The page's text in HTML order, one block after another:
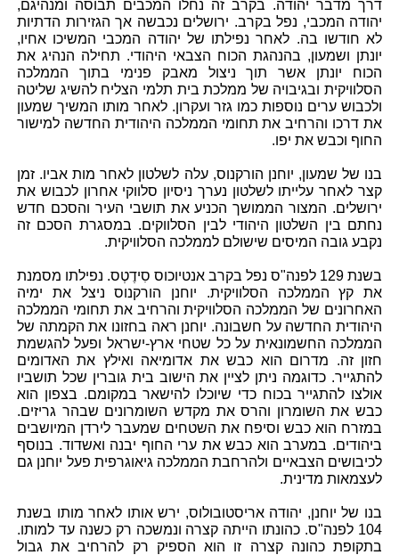
דרך מדבר יהודה. בקרב זה נחלו המכבים תבוסה ומנהיגם,
יהודה המכבי, נפל בקרב. ירושלים נכבשה אך הגזירות הדתיות
לא חודשו בה. לאחר נפילתו של יהודה המכבי המשיכו אחיו,
יונתן ושמעון, בהנהגת הכוח הצבאי היהודי. תחילה הנהיג את
הכוח יונתן אשר תוך ניצול מאבק פנימי בתוך הממלכה
הסלוויקית ובגיבויה של ממלכת בית תלמי הצליח להשיג שליטה
ולכבוש ערים נוספות כמו גזר ועקרון. לאחר מותו המשיך שמעון
את דרכו והרחיב את תחומי הממלכה היהודית החדשה למישור
החוף וכבש את יפו.
בנו של שמעון, יוחנן הורקנוס, עלה לשלטון לאחר מות אביו. זמן
קצר לאחר עלייתו לשלטון נערך ניסיון סלווקי אחרון לכבוש את
ירושלים. המצור הממושך הכניע את תושבי העיר והסכם חדש
נחתם בין השלטון היהודי לבין הסלווקים. במסגרת הסכם זה
נקבע גובה המיסים שישולם לממלכה הסלוויקית.
בשנת 129 לפנה"ס נפל בקרב אנטיוכוס סִידֶטְס. נפילתו מסמנת
את קץ הממלכה הסלוויקית. יוחנן הורקנוס ניצל את ימיה
האחרונים של הממלכה הסלוויקית והרחיב את תחומי הממלכה
היהודית החדשה על חשבונה. יוחנן ראה בחזונו את הקמתה של
הממלכה החשמונאית על כל שטחי ארץ-ישראל ופעל להגשמת
חזון זה. מדרום הוא כבש את אדומיאה ואילץ את האדומים
להתגייר. כדוגמה ניתן לציין את הישוב בית גוברין שכל תושביו
אולצו להתגייר בכוח כדי שיוכלו להישאר במקומם. בצפון הוא
כבש את השומרון והרס את מקדש השומרונים שבהר גריזים.
במזרח הוא כבש וסיפח את השטחים שמעבר לירדן המיושבים
ביהודים. במערב הוא כבש את ערי החוף יבנה ואשדוד. בנוסף
לכיבושים הצבאיים ולהרחבת הממלכה גיאוגרפית פעל יוחנן גם
לעצמאות מדינית.
בנו של יוחנן, יהודה אריסטובולוס, ירש אותו לאחר מותו בשנת
104 לפנה"ס. כהונתו הייתה קצרה ונמשכה רק כשנה עד למותו.
בתקופת כהונה קצרה זו הוא הספיק רק להרחיב את גבול